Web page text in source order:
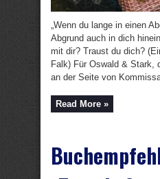
„Wenn du lange in einen
Abgrund auch in dich
mit dir? Traust du dich?
Falk) Für Oswald & Stark,
an der Seite von
Read More »